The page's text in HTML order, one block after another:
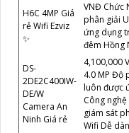
H6C 4MP Giá
rẻ Wifi Ezviz
✨
VNĐ Chức
phân giải
ứng dụng
đêm Hồng
DS-
2DE2C400IW-
DE/W
Camera An
Ninh Giá rẻ
4,100,000
4.0 MP Độ
luôn được
Công
giám sát
Wifi Dễ